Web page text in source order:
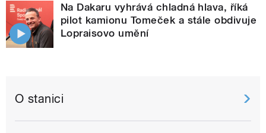
Na Dakaru vyhrává chladná hlava, říká
pilot kamionu Tomeček a stále obdivuje
Lopraisovo umění
O stanici